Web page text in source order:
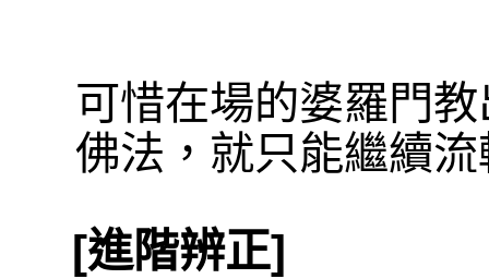
可惜在場的婆羅門
佛法，就只能繼續
[進階辨正]